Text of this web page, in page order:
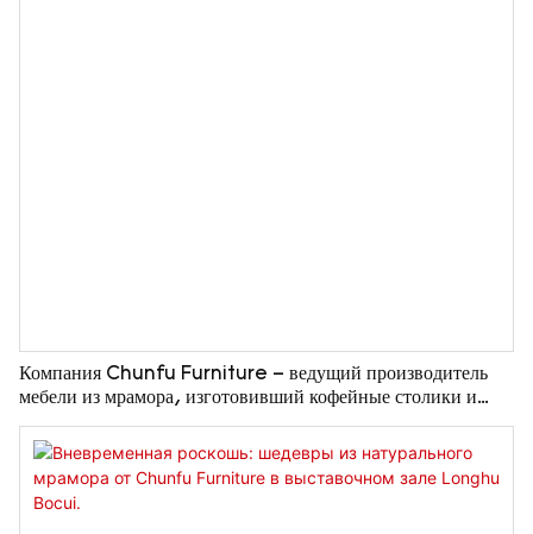
Компания Chunfu Furniture – ведущий производитель
мебели из мрамора, изготовивший кофейные столики и
шкафы из натурального мрамора для авангардного проекта
Vanke в Шанхае.